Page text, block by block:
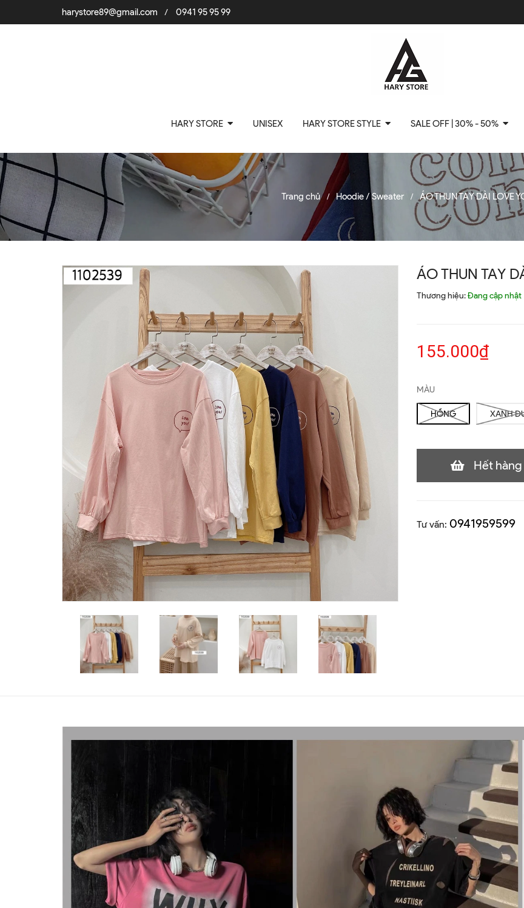
harystore89@gmail.com / 0941 95 95 99
HARY STORE UNISEX HARY STORE STYLE SALE OFF | 30% - 50%
Trang chủ / Hoodie / Sweater / ÁO THUN TAY DÀI LOVE
ÁO THUN TAY
Thương hiệu:Đang cập nhật
155.000₫
MÀU
HỒNG XANH
Hết hàng
Tư vấn: 0941959599